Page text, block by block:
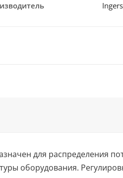
для распределения
оборудования.